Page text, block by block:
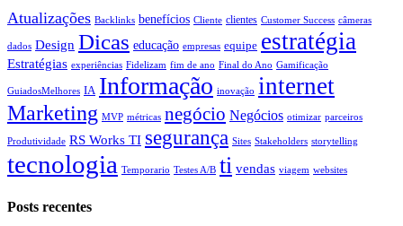
Atualizações Backlinks benefícios Cliente clientes Customer Success câmeras
dados Design Dicas educação empresas equipe estratégia
Estratégias experiências Fidelizam fim de ano Final do Ano Gamificação
GuiadosMelhores IA Informação inovação internet
Marketing MVP métricas negócio Negócios otimizar parceiros
Produtividade RS Works TI segurança Sites Stakeholders storytelling
tecnologia Temporario Testes A/B ti vendas viagem websites
Posts recentes